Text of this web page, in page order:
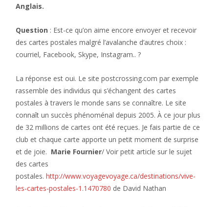
Anglais.
Question : Est-ce qu’on aime encore envoyer et recevoir
des cartes postales malgré l’avalanche d’autres choix :
courriel, Facebook, Skype, Instagram.. ?
La réponse est oui. Le site postcrossing.com par exemple
rassemble des individus qui s’échangent des cartes
postales à travers le monde sans se connaître. Le site
connaît un succès phénoménal depuis 2005. À ce jour plus
de 32 millions de cartes ont été reçues. Je fais partie de ce
club et chaque carte apporte un petit moment de surprise
et de joie. Marie Fournier/ Voir petit article sur le sujet
des cartes
postales. http://www.voyagevoyage.ca/destinations/vive-
les-cartes-postales-1.1470780 de David Nathan